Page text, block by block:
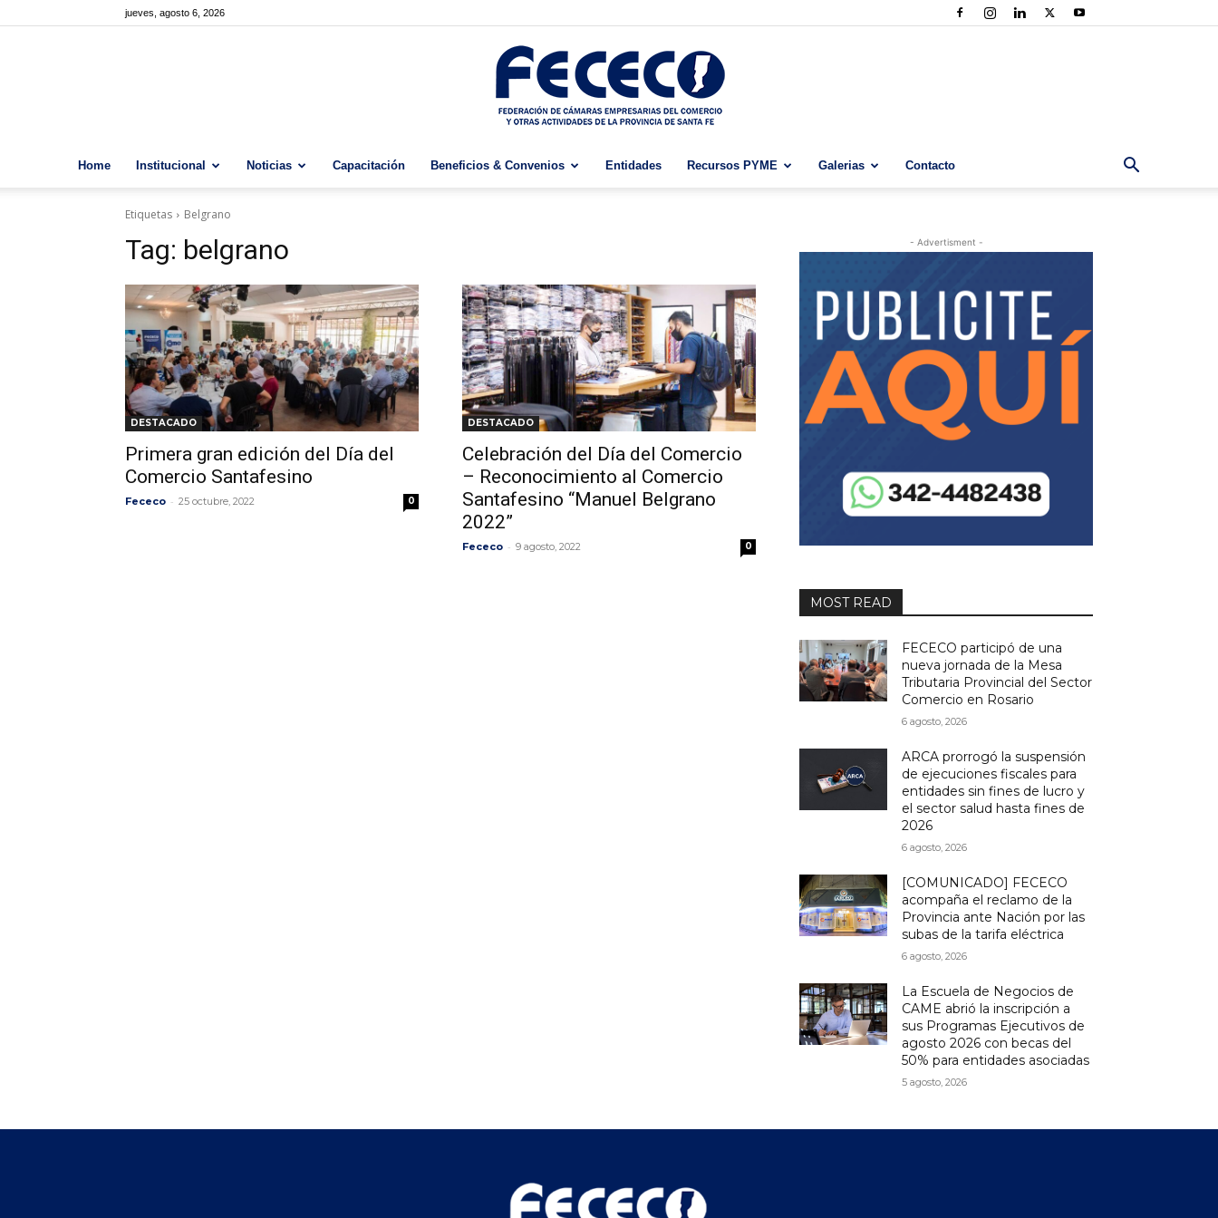
jueves, agosto 6, 2026
Home Institucional Noticias Capacitación Beneficios & Convenios Entidades Recursos PYME Galerias Contacto
Etiquetas Belgrano
Tag: belgrano
DESTACADO
Primera gran edición del Día del
Comercio Santafesino
Fececo - 25 octubre, 2022 0
DESTACADO
Celebración del Día del Comercio
– Reconocimiento al Comercio
Santafesino “Manuel Belgrano
2022”
Fececo - 9 agosto, 2022 0
- Advertisment -
MOST READ
FECECO participó de una
nueva jornada de la Mesa
Tributaria Provincial del Sector
Comercio en Rosario
6 agosto, 2026
ARCA prorrogó la suspensión
de ejecuciones fiscales para
entidades sin fines de lucro y
el sector salud hasta fines de
2026
6 agosto, 2026
[COMUNICADO] FECECO
acompaña el reclamo de la
Provincia ante Nación por las
subas de la tarifa eléctrica
6 agosto, 2026
La Escuela de Negocios de
CAME abrió la inscripción a
sus Programas Ejecutivos de
agosto 2026 con becas del
50% para entidades asociadas
5 agosto, 2026